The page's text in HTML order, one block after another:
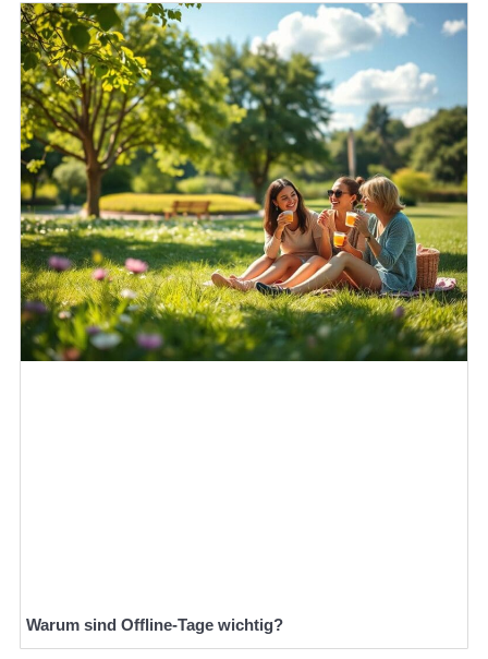
Warum sind Offline-Tage wichtig?